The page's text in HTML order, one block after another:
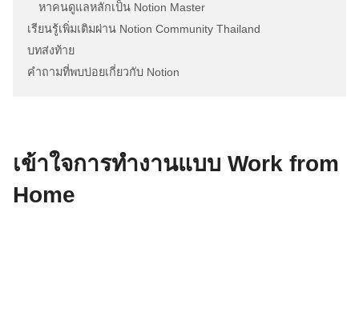
หาคนดูแลหลักเป็น Notion Master
เรียนรู้เพิ่มเติมผ่าน Notion Community Thailand
บทส่งท้าย
คำถามที่พบบ่อยเกี่ยวกับ Notion
เข้าใจการทำงานแบบ Work from
Home